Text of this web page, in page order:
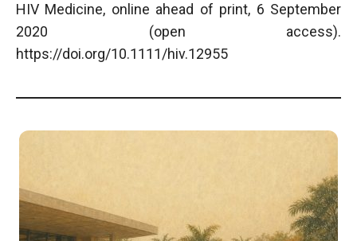
HIV Medicine, online ahead of print, 6 September
2020 (open access).
https://doi.org/10.1111/hiv.12955